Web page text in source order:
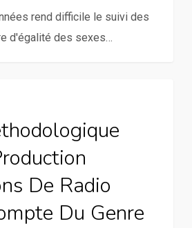
rend difficile le suivi des
d'égalité des sexes…
De Radio
Du Genre